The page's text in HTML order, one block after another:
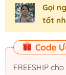
Gọi
tốt
Code
FREESHIP